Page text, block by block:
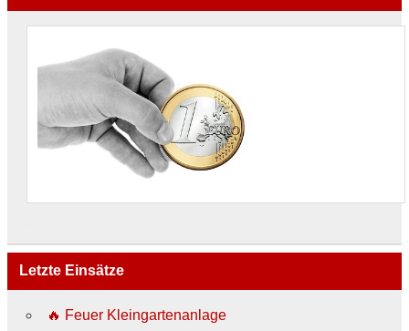
Letzte Einsätze
🔥 Feuer Kleingartenanlage